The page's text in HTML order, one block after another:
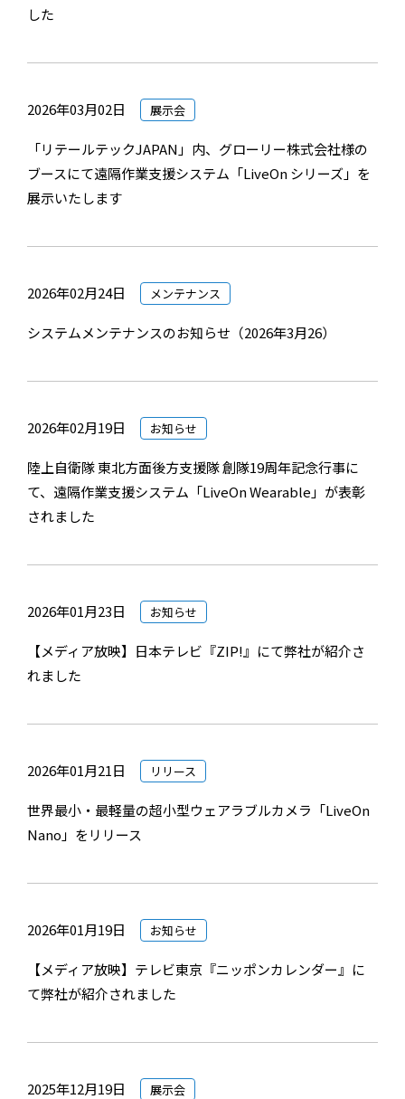
した
2026年03月02日 展示会
「リテールテックJAPAN」内、グローリー株式会社様の
ブースにて遠隔作業支援システム「LiveOn シリーズ」を
展示いたします
2026年02月24日 メンテナンス
システムメンテナンスのお知らせ（2026年3月26）
2026年02月19日 お知らせ
陸上自衛隊 東北方面後方支援隊 創隊19周年記念行事に
て、遠隔作業支援システム「LiveOn Wearable」が表彰
されました
2026年01月23日 お知らせ
【メディア放映】日本テレビ『ZIP!』にて弊社が紹介さ
れました
2026年01月21日 リリース
世界最小・最軽量の超小型ウェアラブルカメラ「LiveOn
Nano」をリリース
2026年01月19日 お知らせ
【メディア放映】テレビ東京『ニッポンカレンダー』に
て弊社が紹介されました
2025年12月19日 展示会